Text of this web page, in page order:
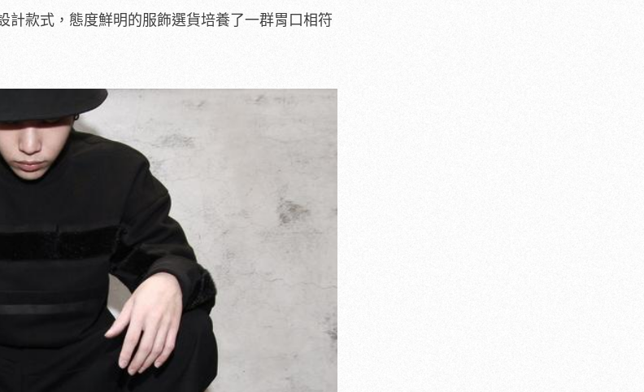
計款式，態度鮮明的服飾選貨培養了一群胃口相符